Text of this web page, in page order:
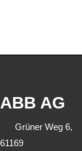
ABB AG
Grüner Weg 6,
61169